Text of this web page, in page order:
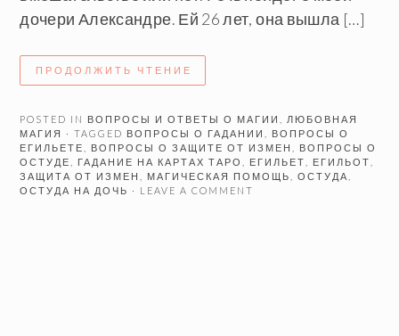
дочери Александре. Ей 26 лет, она вышла […]
ПРОДОЛЖИТЬ ЧТЕНИЕ
POSTED IN ВОПРОСЫ И ОТВЕТЫ О МАГИИ
ЛЮБОВНАЯ
МАГИЯ
· TAGGED ВОПРОСЫ О ГАДАНИИ
ВОПРОСЫ О
ЕГИЛЬЕТЕ
ВОПРОСЫ О ЗАЩИТЕ ОТ ИЗМЕН
ВОПРОСЫ О
ОСТУДЕ
ГАДАНИЕ НА КАРТАХ ТАРО ЕГИЛЬЕТ ЕГИЛЬОТ
ЗАЩИТА ОТ ИЗМЕН
МАГИЧЕСКАЯ ПОМОЩЬ ,ОСТУДА
ОСТУДА НА ДОЧЬ · LEAVE A COMMENT